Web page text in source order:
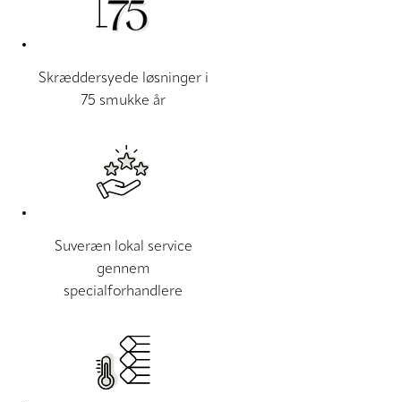
Skræddersyede løsninger i
75 smukke år
Suveræn lokal service
gennem
specialforhandlere